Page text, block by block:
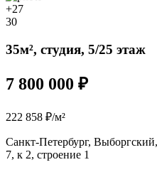
+27
30
35м², студия, 5/25 этаж
7 800 000 ₽
222 858 ₽/м²
Санкт-Петербург,
7, к 2, строение 1